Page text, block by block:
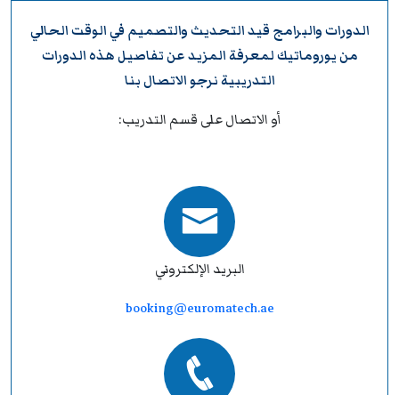
الدورات والبرامج قيد التحديث والتصميم في الوقت الحالي
منيوروماتيكلمعرفة المزيد عن تفاصيل هذه الدورات
التدريبية نرجوالاتصال بنا
أو الاتصال على قسم التدريب:
البريد الإلكتروني
booking@euromatech.ae